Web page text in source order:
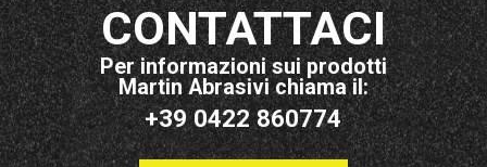
CONTATTACI
Per informazioni sui prodotti
Martin Abrasivi chiama il:
+39 0422 860774